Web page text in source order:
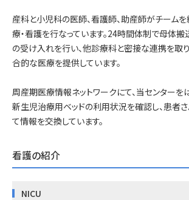
産科と小児科の医師、看護師、助産師がチーム
療・看護を行なっています。24時間体制で母体
の受け入れを行い、他診療科と密接な連携を取
合的な医療を提供しています。
周産期医療情報ネットワークにて、当センターを
新生児治療用ベッドの利用状況を確認し、患者
て情報を交換しています。
看護の紹介
NICU